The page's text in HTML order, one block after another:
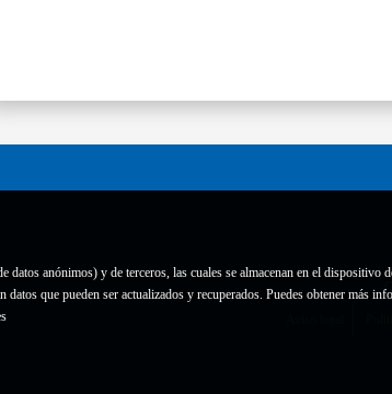
anónimos) y de terceros, las cuales se almacenan en el dispositivo
que pueden ser actualizados y recuperados. Puedes obtener más